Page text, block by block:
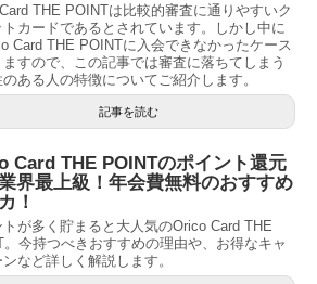
THE POINTは比較的審査に通りやすいク
トカードであるとされています。しかし中に
Card THE POINTに入会できなかったケース
ますので、この記事では審査に落ちてしまう
ある人の特徴についてご紹介します。
記事を読む
Card THE POINTのポイント還元
界最上級！年会費無料のおすすめ
！
トが多く貯まると大人気のOrico Card THE
。今持つべきおすすめの理由や、お得なキャ
ンなど詳しく解説します。